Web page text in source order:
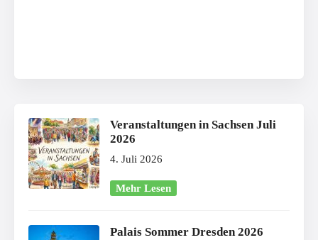
Veranstaltungen in Sachsen Juli
2026
4. Juli 2026
Mehr Lesen
Palais Sommer Dresden 2026